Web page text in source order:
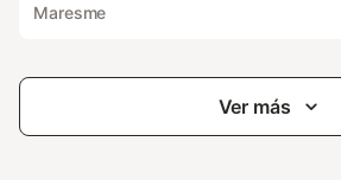
Maresme
Ver más